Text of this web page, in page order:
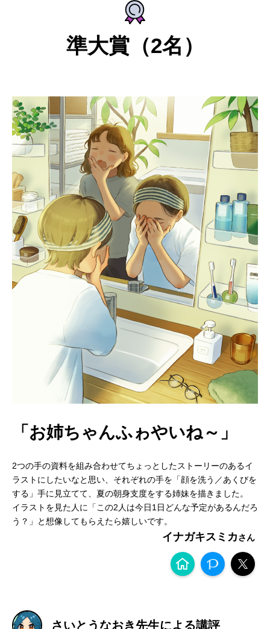
準大賞（2名）
「お姉ちゃんふゎやいね～」
2つの手の資料を組み合わせてちょっとしたストーリーのあるイ
ラストにしたいなと思い、それぞれの手を「顔を洗う／あくびを
する」手に見立てて、夏の朝身支度をする姉妹を描きました。
イラストを見た人に「この2人は今日1日どんな予定があるんだろ
う？」と想像してもらえたら嬉しいです。
イナガキスミカ
さいとうなおき先生による講評